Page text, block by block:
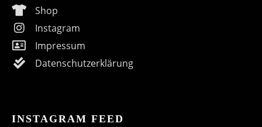
Shop
Instagram
Impressum
Datenschutzerklärung
INSTAGRAM FEED